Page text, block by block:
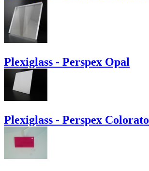
Plexiglass - Perspex Opal
Plexiglass - Perspex Colorato